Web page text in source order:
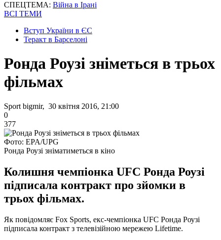
СПЕЦТЕМА: Війна в Ірані
ВСІ ТЕМИ
Вступ України в ЄС
Теракт в Барселоні
Ронда Роузі зніметься в трьох
фільмах
Sport bigmir, 30 квітня 2016, 21:00
0
377
Фото: EPA/UPG
Ронда Роузі зніматиметься в кіно
Колишня чемпіонка UFC Ронда Роузі
підписала контракт про зйомки в
трьох фільмах.
Як повідомляє Fox Sports, екс-чемпіонка UFC Ронда Роузі
підписала контракт з телевізійною мережею Lifetime.